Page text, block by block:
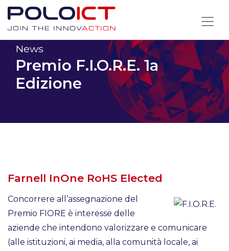
Skip
contentNews
Premio F.I.O.R.E. 1a
Edizione
Farnell InOne RoHS Elected
Concorrere all’assegnazione del
Premio FIORE è interesse delle
aziende che intendono valorizzare e comunicare
(alle istituzioni, ai media, alla comunità locale, ai